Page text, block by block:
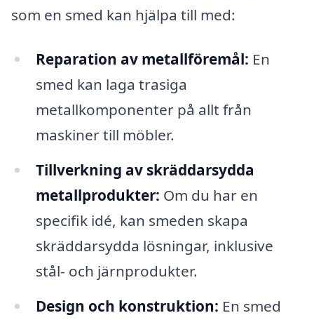
som en smed kan hjälpa till med:
Reparation av metallföremål: En
smed kan laga trasiga
metallkomponenter på allt från
maskiner till möbler.
Tillverkning av skräddarsydda
metallprodukter: Om du har en
specifik idé, kan smeden skapa
skräddarsydda lösningar, inklusive
stål- och järnprodukter.
Design och konstruktion: En smed